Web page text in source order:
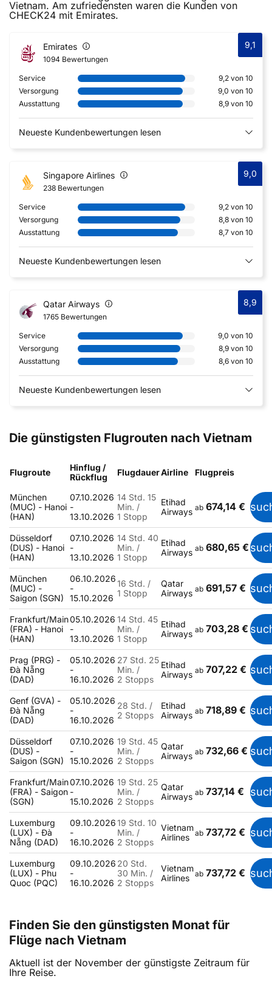
Vietnam. Am zufriedensten waren die Kunden von
CHECK24 mit Emirates.
Emirates
1094 Bewertungen
9,1
Service
9,2 von 10
Versorgung
9,0 von 10
Ausstattung
8,9 von 10
Neueste Kundenbewertungen lesen
Singapore Airlines
238 Bewertungen
9,0
Service
9,2 von 10
Versorgung
8,8 von 10
Ausstattung
8,7 von 10
Neueste Kundenbewertungen lesen
Qatar Airways
1765 Bewertungen
8,9
Service
9,0 von 10
Versorgung
8,9 von 10
Ausstattung
8,6 von 10
Neueste Kundenbewertungen lesen
Die günstigsten Flugrouten nach Vietnam
Flugroute
Hinflug /
Rückflug
FlugdauerAirline Flugpreis
München
(MUC) - Hanoi
(HAN)
07.10.2026
-
13.10.2026
14 Std. 15
Min. /
1 Stopp
Etihad
Airways ab 674,14 €
Düsseldorf
(DUS) - Hanoi
(HAN)
07.10.2026
-
13.10.2026
14 Std. 40
Min. /
1 Stopp
Etihad
Airways ab 680,65 €
München
(MUC) -
Saigon (SGN)
06.10.2026
-
15.10.2026
16 Std. /
1 Stopp
Qatar
Airways ab 691,57 €
Frankfurt/Main
(FRA) - Hanoi
(HAN)
05.10.2026
-
13.10.2026
14 Std. 45
Min. /
1 Stopp
Etihad
Airways ab 703,28 €
Prag (PRG) -
Đà Nẵng
(DAD)
05.10.2026
-
16.10.2026
27 Std. 25
Min. /
2 Stopps
Etihad
Airways ab 707,22 €
Genf (GVA) -
Đà Nẵng
(DAD)
05.10.2026
-
16.10.2026
28 Std. /
2 Stopps
Etihad
Airways ab 718,89 €
Düsseldorf
(DUS) -
Saigon (SGN)
07.10.2026
-
15.10.2026
19 Std. 45
Min. /
2 Stopps
Qatar
Airways ab 732,66 €
Frankfurt/Main
(FRA) - Saigon
(SGN)
07.10.2026
-
15.10.2026
19 Std. 25
Min. /
2 Stopps
Qatar
Airways ab 737,14 €
Luxemburg
(LUX) - Đà
Nẵng (DAD)
09.10.2026
-
16.10.2026
19 Std. 10
Min. /
2 Stopps
Vietnam
Airlines ab 737,72 €
Luxemburg
(LUX) - Phu
Quoc (PQC)
09.10.2026
-
16.10.2026
20 Std.
30 Min. /
2 Stopps
Vietnam
Airlines ab 737,72 €
Finden Sie den günstigsten Monat für
Flüge nach Vietnam
Aktuell ist der November der günstigste Zeitraum für
Ihre Reise.